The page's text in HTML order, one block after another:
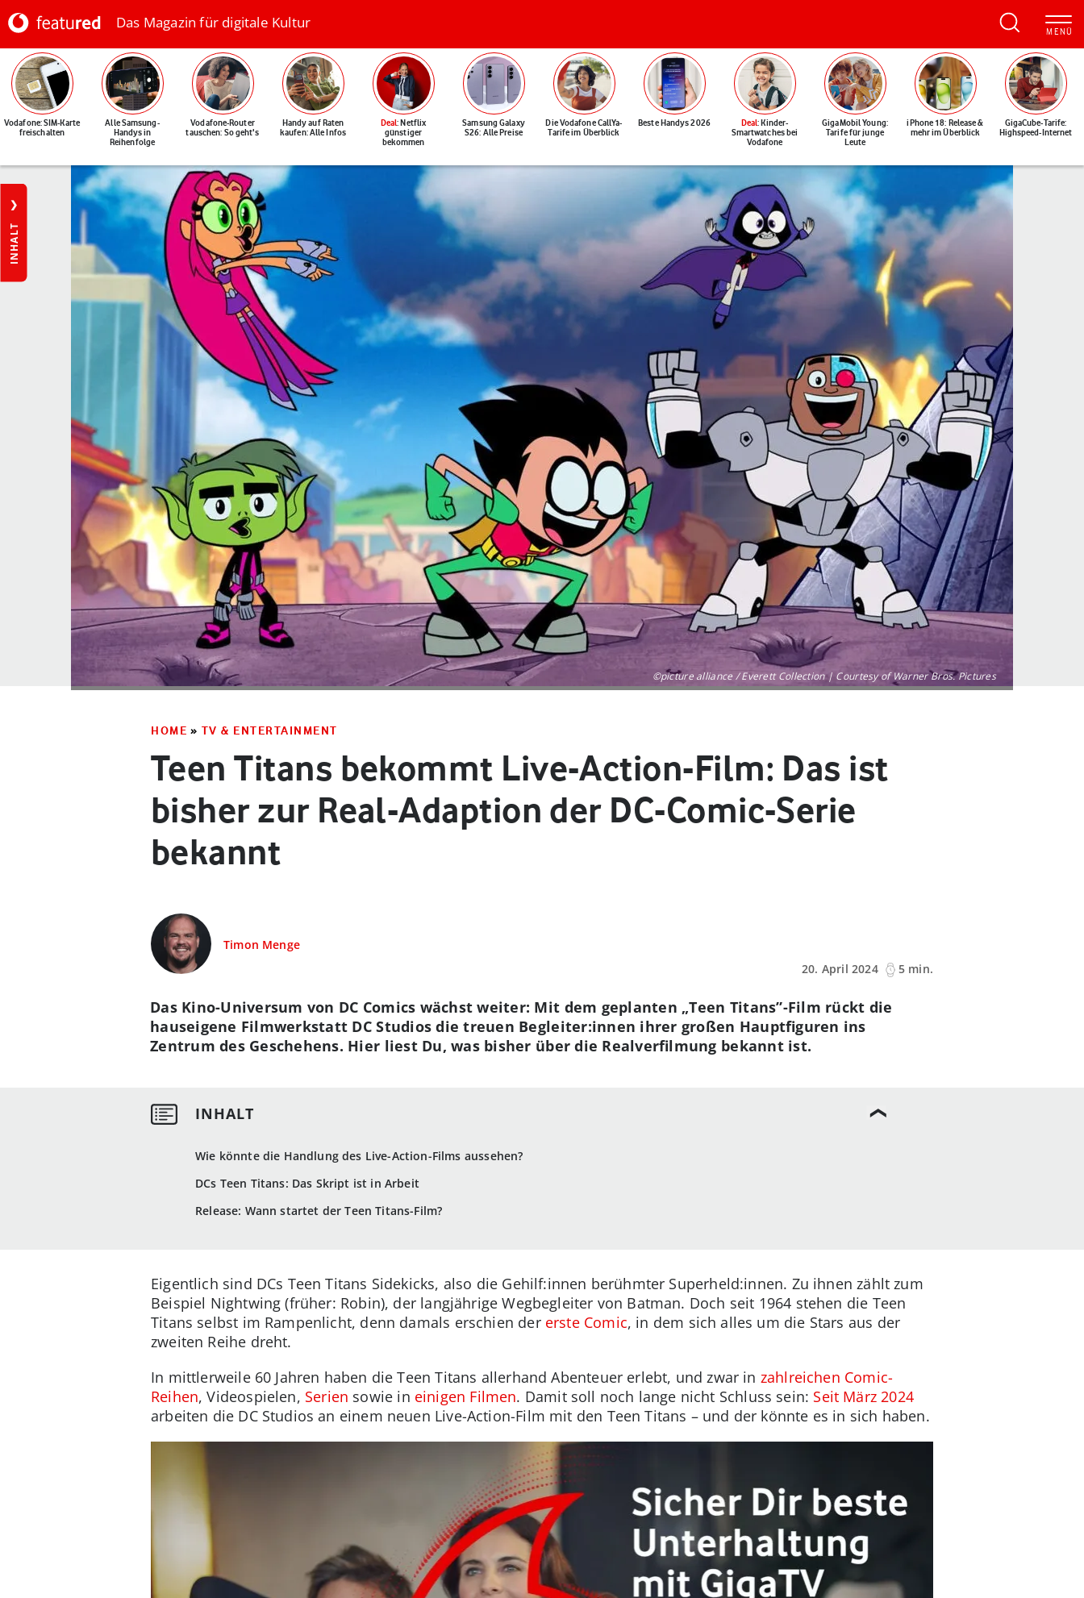
Das Magazin für digitale Kultur
Vodafone: SIM-Karte
freischalten
Alle Samsung-
Handys in
Reihenfolge
Vodafone-Router
tauschen: So geht's
Handy auf Raten
kaufen: Alle Infos
Deal: Netflix
günstiger
bekommen
Samsung Galaxy
S26: Alle Preise
Die Vodafone CallYa-
Tarife im Überblick
Beste Handys 2026 Deal: Kinder-
Smartwatches bei
Vodafone
GigaMobil Young:
Tarife für junge
Leute
iPhone 18: Release &
mehr im Überblick
GigaCube-Tarife:
Highspeed-Internet
INHALT
©picture alliance / Everett Collection | Courtesy of Warner Bros. Pictures
HOME » TV & ENTERTAINMENT
Teen Titans bekommt Live-Action-Film: Das ist
bisher zur Real-Adaption der DC-Comic-Serie
bekannt
Timon Menge
20. April 2024
5 min.
Wie könnte die Handlung des Live-Action-Films aussehen?
DCs Teen Titans: Das Skript ist in Arbeit
Release: Wann startet der Teen Titans-Film?
Das Kino-Universum von DC Comics wächst weiter: Mit dem geplanten „Teen Titans”-Film rückt die
hauseigene Filmwerkstatt DC Studios die treuen Begleiter:innen ihrer großen Hauptfiguren ins
Zentrum des Geschehens. Hier liest Du, was bisher über die Realverfilmung bekannt ist.
Eigentlich sind DCs Teen Titans Sidekicks, also die Gehilf:innen berühmter Superheld:innen. Zu ihnen zählt zum
Beispiel Nightwing (früher: Robin), der langjährige Wegbegleiter von Batman. Doch seit 1964 stehen die Teen
Titans selbst im Rampenlicht, denn damals erschien der erste Comic, in dem sich alles um die Stars aus der
zweiten Reihe dreht.
In mittlerweile 60 Jahren haben die Teen Titans allerhand Abenteuer erlebt, und zwar in zahlreichen Comic-
Reihen, Videospielen, Serien sowie in einigen Filmen. Damit soll noch lange nicht Schluss sein: Seit März 2024
arbeiten die DC Studios an einem neuen Live-Action-Film mit den Teen Titans – und der könnte es in sich haben.